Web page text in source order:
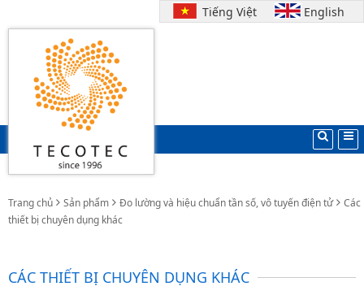
Tiếng Việt English
Trang chủ Sản phẩm Đo lường và hiệu chuẩn tần số, vô tuyến điện tử
Các
thiết bị chuyên dụng khác
CÁC THIẾT BỊ CHUYÊN DỤNG KHÁC